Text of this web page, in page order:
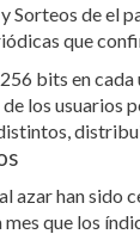
Sorteos de el
que
bits en
los usuarios
azar han
que los